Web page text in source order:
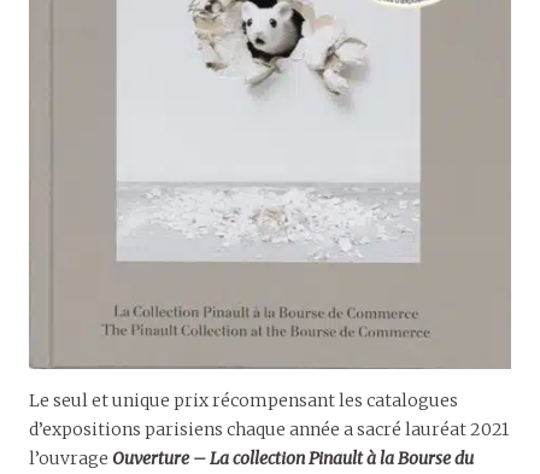
Le seul et unique prix récompensant les catalogues
d’expositions parisiens chaque année a sacré lauréat 2021
l’ouvrage Ouverture – La collection Pinault à la Bourse du